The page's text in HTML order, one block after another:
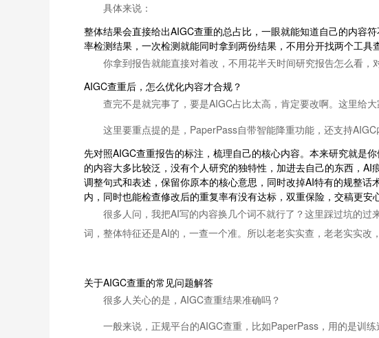
具体来说：
整体结果会直接给出AIGC查重的总占比，一眼就能知道自己的内容
率检测结果，一次检测就能同时拿到两份结果，不用分开找两个工具
你拿到报告就能直接对着改，不用花半天时间研究报告怎么看，
AIGC查重后，怎么优化内容才合规？
查完不是就完事了，要是AIGC占比太高，肯定要改啊。这里给
这里要重点提的是，PaperPass自带智能降重功能，还支持
先对照AIGC查重报告的标注，梳理自己的核心内容。本来研究就是
的内容大多比较泛，没有个人研究的独特性，加进去自己的东西，
调整句式和表述，保留你原本的核心意思，同时改掉AI特有的规整
内，同时也能检查修改后的重复率有没有达标，双重保险，交稿更安心
很多人问，我把AI写的内容换几个词不就行了？这里踩过坑的
词，整体特征还是AI的，一查一个准。所以老老实实查，老老实实改
关于AIGC查重的常见问题解答
很多人关心的是，AIGC查重结果准确吗？
一般来说，正规平台的AIGC查重，比如PaperPass，用的是训